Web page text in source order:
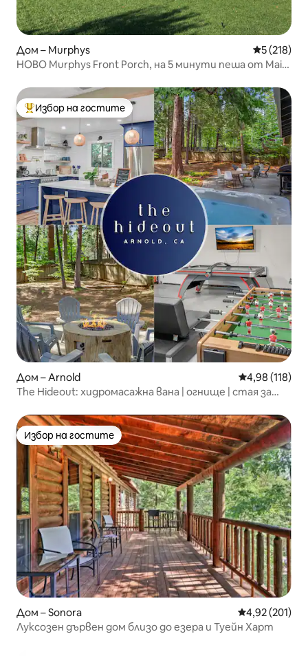
Дом – Murphys Средна
5 (218)
НОВО Murphys Front Porch, на 5 минути пеша от Main
Най-популярен избор на гостите
Избор на гостите
Дом – Arnold Средна
4,98 (118)
The Hideout: хидромасажна вана | огнище | стая за
Избор на гостите
Избор на гостите
Дом – Sonora Средна
4,92 (201)
Луксозен дървен дом близо до езера и Туейн Харт